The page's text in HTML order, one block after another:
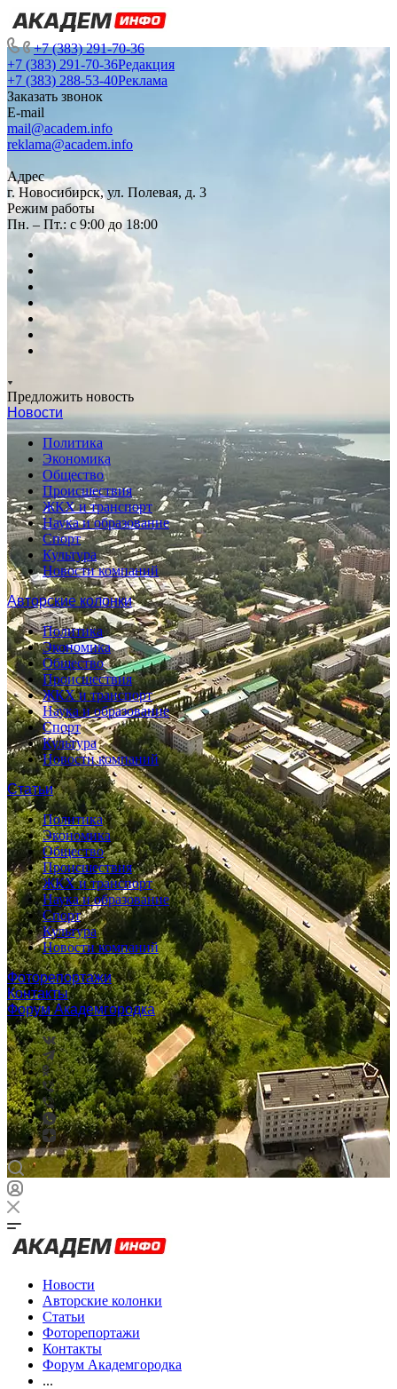
+7 (383) 291-70-36
+7 (383) 291-70-36Редакция
+7 (383) 288-53-40Реклама
Заказать звонок
E-mail
mail@academ.info
reklama@academ.info
Адрес
г. Новосибирск, ул. Полевая, д. 3
Режим работы
Пн. – Пт.: с 9:00 до 18:00
Предложить новость
Новости
Политика
Экономика
Общество
Происшествия
ЖКХ и транспорт
Наука и образование
Спорт
Культура
Новости компаний
Авторские колонки
Политика
Экономика
Общество
Происшествия
ЖКХ и транспорт
Наука и образование
Спорт
Культура
Новости компаний
Статьи
Политика
Экономика
Общество
Происшествия
ЖКХ и транспорт
Наука и образование
Спорт
Культура
Новости компаний
Фоторепортажи
Контакты
Форум Академгородка
Новости
Авторские колонки
Статьи
Фоторепортажи
Контакты
Форум Академгородка
...